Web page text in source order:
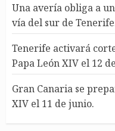
Una avería obliga a
vía del sur de
Tenerife activará
Papa León XIV el 12
Gran Canaria se
XIV el 11 de junio.